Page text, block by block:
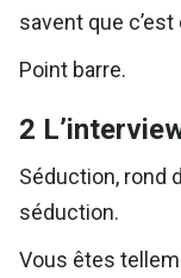
savent que c’est
Point barre.
2
Séduction, rond
séduction.
Vous êtes